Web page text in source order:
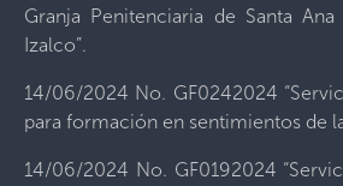
Granja Penitenciaria de Santa
Izalco”.
14/06/2024 No. GF0242024
para formación en sentimientos de
14/06/2024 No. GF0192024